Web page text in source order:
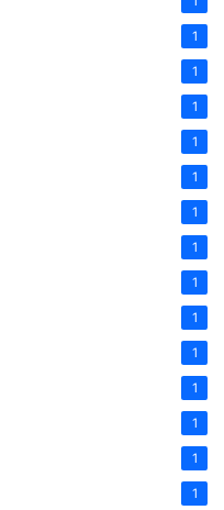
1
1
1
1
1
1
1
1
1
1
1
1
1
1